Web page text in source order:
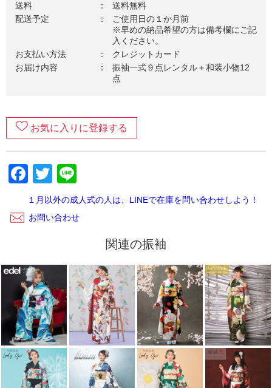
ださい。
４．ご成人式当日（ご使用日）
振袖を着て、最高の記念日を楽しみましょう！当日の着付
け・ヘアセットの手配はお忘れなくご準備をお願いします。
す。
ご返却内容が確認できましたら、当店から受け取りの連絡が
ございます。レンタルご利用いただきありがとうございまし
送料
：
送料無料
配送予定
：
ご使用日の１か月前
※早めの納品希望の方は備考欄にご記
入ください。
お支払い方法
：
クレジットカード
お届け内容
：
振袖一式９点レンタル＋和装小物12
点
お気に入りに登録する
Facebook
Twitter
１月以外の成人式の人は、LINEで在庫を問い合わせしよう！
お問い合わせ
関連の振袖